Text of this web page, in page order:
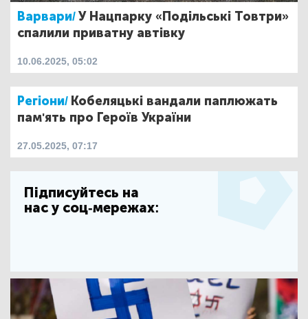
Варвари/У Нацпарку «Подільські Товтри»
спалили приватну автівку
10.06.2025, 05:02
Регіони/ Кобеляцькі вандали паплюжать
пам'ять про Героїв України
27.05.2025, 07:17
Підписуйтесь на
нас у соц-мережах: